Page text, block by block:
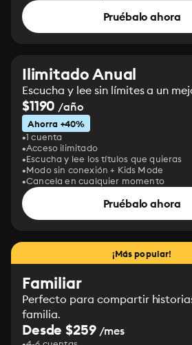
Pruébalo ahora
Ilimitado Anual
Escucha y lee sin límites a un
$1190 /año
Ahorra +40%
1 cuenta
Acceso ilimitado
Escucha y lee los títulos que quieras
Modo sin conexión + Kids Mode
Cancela en cualquier momento
Pruébalo ahora
¡Más popular!
Familiar
Perfecto para compartir
familia.
Desde $259/mes